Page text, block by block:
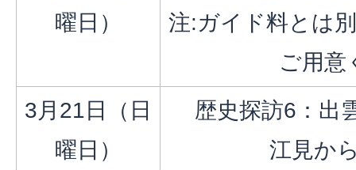
曜日）
注:ガイド料とは
ご用意
3月21日（日
曜日）
歴史探訪6：出
江見か